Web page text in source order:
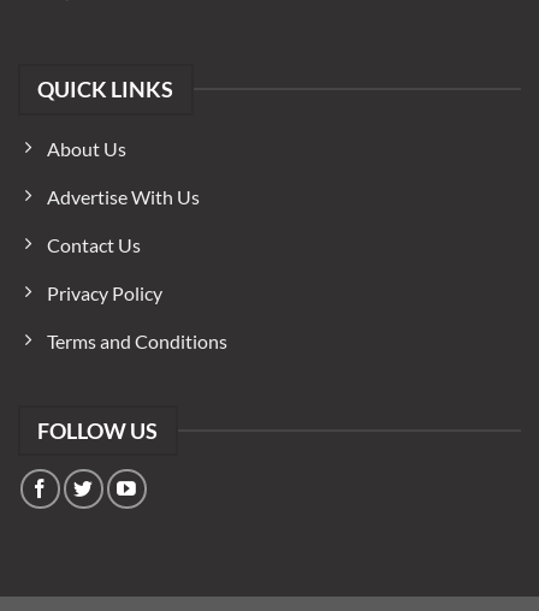
QUICK LINKS
About Us
Advertise With Us
Contact Us
Privacy Policy
Terms and Conditions
FOLLOW US